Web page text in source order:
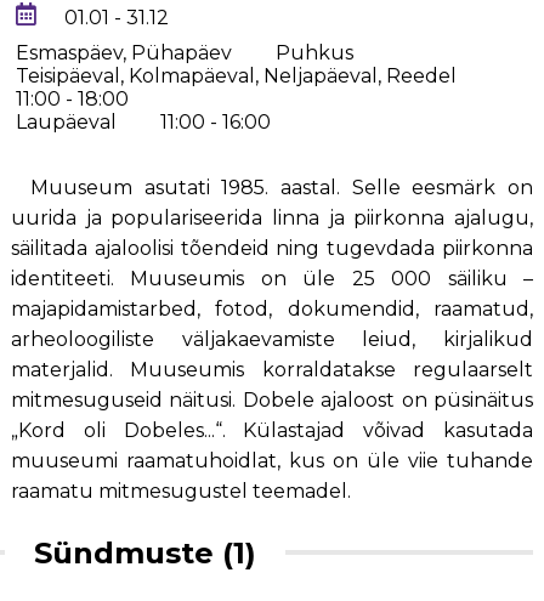
01.01 - 31.12
Esmaspäev, Pühapäev
Puhkus
Teisipäeval, Kolmapäeval, Neljapäeval, Reedel
11:00 - 18:00
Laupäeval
11:00 - 16:00
Muuseum asutati 1985. aastal. Selle eesmärk on
uurida ja populariseerida linna ja piirkonna ajalugu,
säilitada ajaloolisi tõendeid ning tugevdada piirkonna
identiteeti. Muuseumis on üle 25 000 säiliku –
majapidamistarbed, fotod, dokumendid, raamatud,
arheoloogiliste väljakaevamiste leiud, kirjalikud
materjalid. Muuseumis korraldatakse regulaarselt
mitmesuguseid näitusi. Dobele ajaloost on püsinäitus
„Kord oli Dobeles...“. Külastajad võivad kasutada
muuseumi raamatuhoidlat, kus on üle viie tuhande
raamatu mitmesugustel teemadel.
Sündmuste (1)